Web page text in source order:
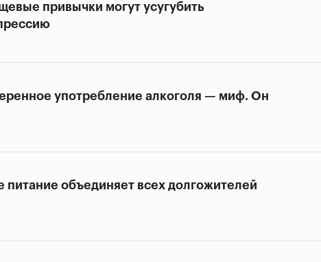
привычки могут усугубить
употребление алкоголя — миф. Он
питание объединяет всех долгожителей